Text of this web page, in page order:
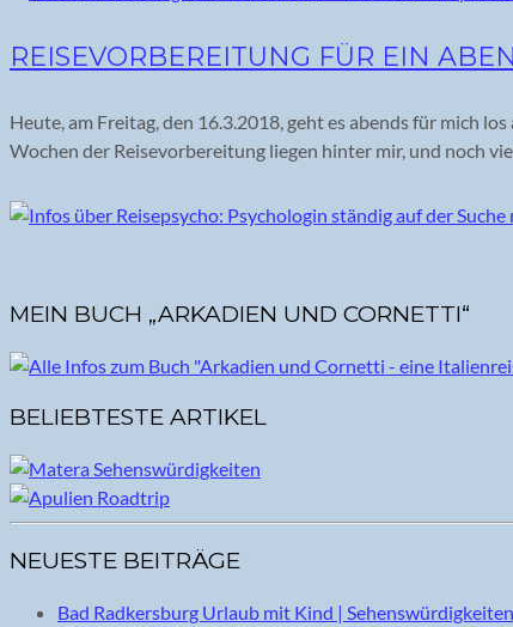
REISEVORBEREITUNG FÜR EIN
Heute, am Freitag, den 16.3.2018, geht es abends für mich
Wochen der Reisevorbereitung liegen hinter mir, und noch
MEIN BUCH „ARKADIEN UND CORNETTI“
BELIEBTESTE ARTIKEL
NEUESTE BEITRÄGE
Bad Radkersburg Urlaub mit Kind |